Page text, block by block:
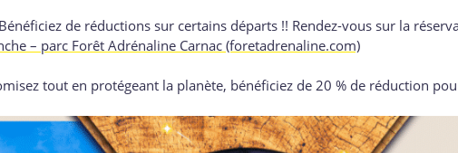
de réductions sur certains départs !! Rendez-vous sur la
– parc Forêt Adrénaline Carnac (foretadrenaline.com)
tout en protégeant la planète, bénéficiez de 20 % de réduction